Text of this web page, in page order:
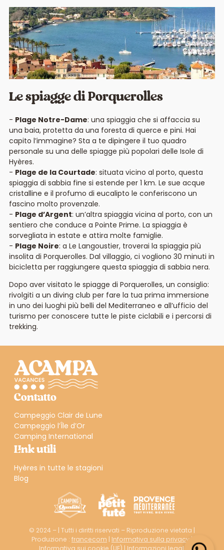
Le spiagge di Porquerolles
Plage Notre-Dame: una spiaggia che si affaccia su
una baia, protetta da una foresta di querce e pini. Hai
capito l’immagine? Sta a te dipingere il tuo quadro
personale su una delle spiagge più popolari delle Isole di
Hyères.
Plage de la Courtade: situata vicino al porto, questa
spiaggia di sabbia fine si estende per 1 km. Le sue acque
cristalline e il profumo di eucalipto le conferiscono un
fascino molto provenzale.
Plage d’Argent: un’altra spiaggia vicina al porto, con un
sentiero che conduce a Pointe Prime. La spiaggia è
sorvegliata in estate e attira molte famiglie.
Plage Noire: a Le Langoustier, troverai la spiaggia più
insolita di Porquerolles. Dal villaggio, ci vogliono 30 minuti in
bicicletta per raggiungere questa spiaggia di sabbia nera.
Dopo aver visitato le spiagge di Porquerolles, un consiglio:
rivolgiti a un diving club per fare la tua prima immersione
in uno dei luoghi più belli del Mediterraneo e all’ufficio del
turismo per conoscere tutte le piste ciclabili e i percorsi di
trekking.
Contatto
Campeggio Clair de Lune
Campeggio l’Île d’Or
Camping International
Link utili
Hyères in tutte le stagioni
Blog
© 2024 – | Tutti i diritti riservati – Riproduzione vietata |
Produzione : francecom | Informativa sulla privacy |
Informativa sui cookie (UE) | Informazioni legali